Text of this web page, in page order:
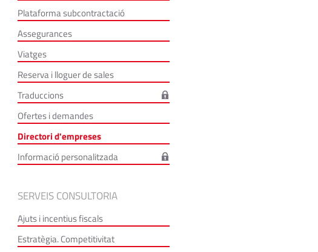
Plataforma subcontractació
Assegurances
Viatges
Reserva i lloguer de sales
Traduccions
Ofertes i demandes
Directori d'empreses
Informació personalitzada
SERVEIS CONSULTORIA
Ajuts i incentius fiscals
Estratègia. Competitivitat